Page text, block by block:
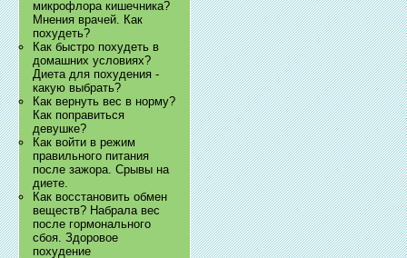
микрофлора кишечника?
Мнения врачей. Как
похудеть?
Как быстро похудеть в
домашних условиях?
Диета для похудения -
какую выбрать?
Как вернуть вес в норму?
Как поправиться
девушке?
Как войти в режим
правильного питания
после зажора. Срывы на
диете.
Как восстановить обмен
веществ? Набрала вес
после гормонального
сбоя. Здоровое
похудение